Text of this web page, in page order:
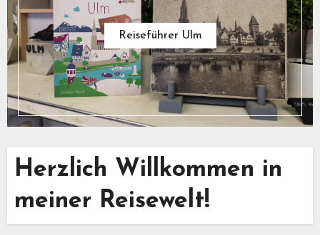
Reiseführer Ulm
Herzlich Willkommen in
meiner Reisewelt!